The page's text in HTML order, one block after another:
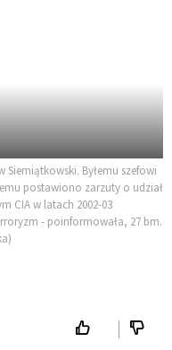
Siemiątkowski. Byłemu szefowi
postawiono zarzuty o udział
CIA w latach 2002-03
- poinformowała, 27 bm.